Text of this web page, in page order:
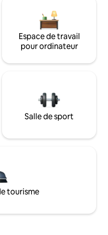
Espace de travail
pour ordinateur
Salle de sport
tourisme